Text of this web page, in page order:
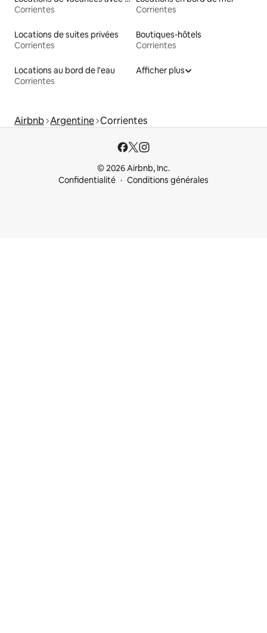
Corrientes
Corrientes
Locations de suites privées
Corrientes
Boutiques-hôtels
Corrientes
Locations au bord de l'eau
Corrientes
Afficher plus
Airbnb Argentine Corrientes
© 2026 Airbnb, Inc.
Confidentialité
Conditions générales